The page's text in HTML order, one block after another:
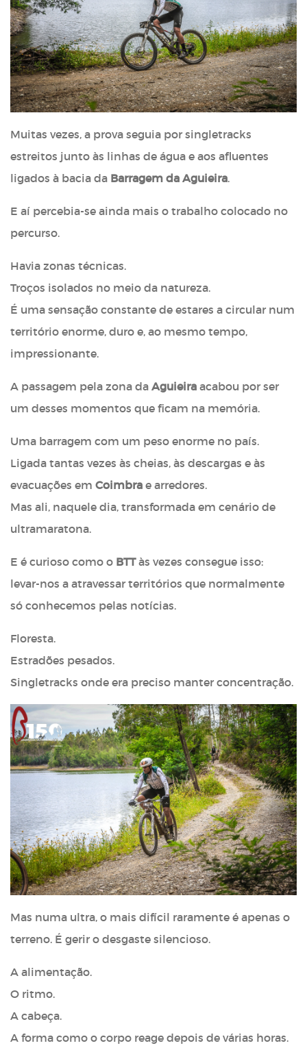
Muitas vezes, a prova seguia por singletracks
estreitos junto às linhas de água e aos afluentes
ligados à bacia da Barragem da Aguieira.
E aí percebia-se ainda mais o trabalho colocado no
percurso.
Havia zonas técnicas.
Troços isolados no meio da natureza.
É uma sensação constante de estares a circular num
território enorme, duro e, ao mesmo tempo,
impressionante.
A passagem pela zona da Aguieira acabou por ser
um desses momentos que ficam na memória.
Uma barragem com um peso enorme no país.
Ligada tantas vezes às cheias, às descargas e às
evacuações em Coimbra e arredores.
Mas ali, naquele dia, transformada em cenário de
ultramaratona.
E é curioso como o BTTàs vezes consegue isso:
levar-nos a atravessar territórios que normalmente
só conhecemos pelas notícias.
Floresta.
Estradões pesados.
Singletracks onde era preciso manter concentração.
Mas numa ultra, o mais difícil raramente é apenas o
terreno. É gerir o desgaste silencioso.
A alimentação.
O ritmo.
A cabeça.
A forma como o corpo reage depois de várias horas.